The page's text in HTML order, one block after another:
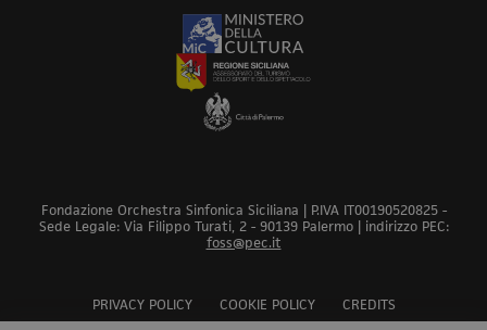
Fondazione Orchestra Sinfonica Siciliana | P.IVA IT00190520825 -
Sede Legale: Via Filippo Turati, 2 - 90139 Palermo | indirizzo PEC:
foss@pec.it
PRIVACY POLICY COOKIE POLICY CREDITS